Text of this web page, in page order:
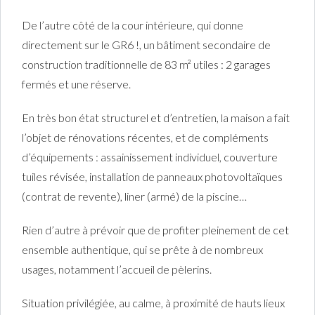
De l’autre côté de la cour intérieure, qui donne
directement sur le GR6 !, un bâtiment secondaire de
construction traditionnelle de 83 m² utiles : 2 garages
fermés et une réserve.
En très bon état structurel et d’entretien, la maison a fait
l’objet de rénovations récentes, et de compléments
d’équipements : assainissement individuel, couverture
tuiles révisée, installation de panneaux photovoltaïques
(contrat de revente), liner (armé) de la piscine…
Rien d’autre à prévoir que de profiter pleinement de cet
ensemble authentique, qui se prête à de nombreux
usages, notamment l’accueil de pèlerins.
Situation privilégiée, au calme, à proximité de hauts lieux